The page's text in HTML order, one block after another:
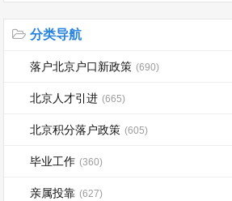
分类导航
落户北京户口新政策 (690)
北京人才引进 (665)
北京积分落户政策 (605)
毕业工作 (360)
亲属投靠 (627)